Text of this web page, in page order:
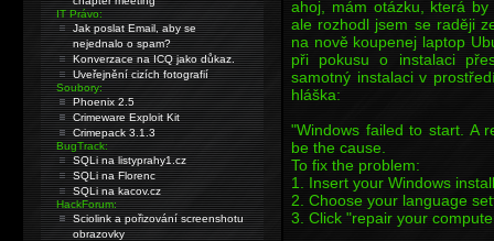
ahoj, mám otázku, která
ale rozhodl jsem se raději
na nově koupenej laptop
při pokusu o instalaci
samotný instalaci v
hláška:
"Windows failed to start. A
be the cause.
To fix the problem:
1. Insert your Windows
2. Choose your language
3. Click "repair your
IT Právo:
Jak poslat Email, aby se
nejednalo o spam?
Konverzace na ICQ jako důkaz.
Uveřejnění cizích fotografií
Soubory:
Phoenix 2.5
Crimeware Exploit Kit
Crimepack 3.1.3
BugTrack:
SQLi na listyprahy1.cz
SQLi na Florenc
SQLi na kacov.cz
HackForum:
Sciolink a pořizování screenshotu
obrazovky